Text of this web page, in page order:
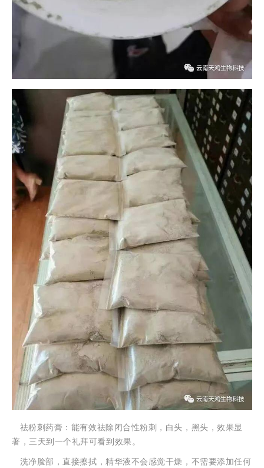
祛粉刺药膏：能有效祛除闭合性粉刺，白头，黑头，效果显
著，三天到一个礼拜可看到效果。
洗净脸部，直接擦拭，精华液不会感觉干燥，不需要添加任何